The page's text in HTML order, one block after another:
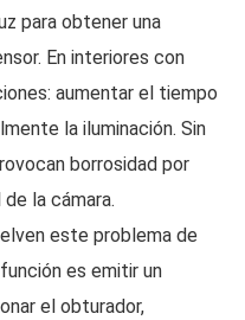
para obtener una
En interiores con
aumentar el tiempo
la iluminación. Sin
borrosidad por
la cámara.
este problema de
es emitir un
el obturador,